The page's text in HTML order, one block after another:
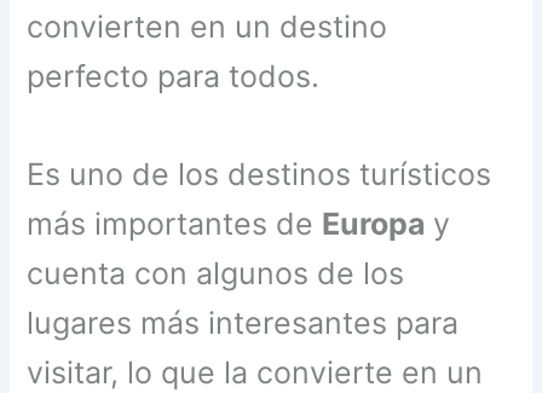
convierten en un destino
perfecto para todos.
Es uno de los destinos turísticos
más importantes de Europa y
cuenta con algunos de los
lugares más interesantes para
visitar, lo que la convierte en un